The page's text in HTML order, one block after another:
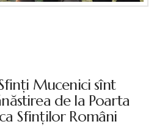
Mucenici sînt
de la Poarta
Sfinţilor Români